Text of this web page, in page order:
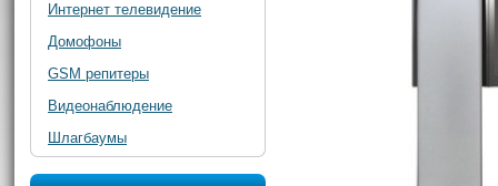
Интернет телевидение
Домофоны
GSM репитеры
Видеонаблюдение
Шлагбаумы